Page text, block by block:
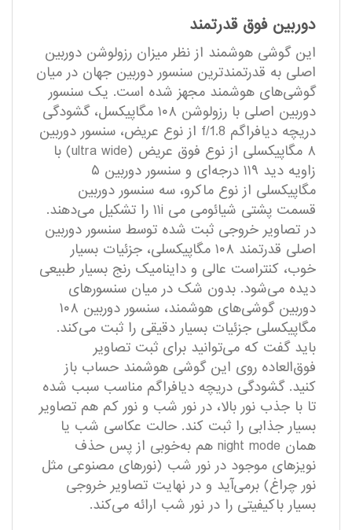
دوربین فوق قدرتمند
این گوشی هوشمند از نظر میزان رزولوشن دوربین
اصلی به قدرتمند‌ترین سنسور دوربین جهان در میان
گوشی‌های هوشمند مجهز شده است. یک سنسور
دوربین اصلی با رزولوشن ۱۰۸ مگاپیکسل، گشودگی
دریچه دیافراگم f/1.8 از نوع عریض، سنسور دوربین
۸ مگاپیکسلی از نوع فوق عریض (ultra wide) با
زاویه دید ۱۱۹ درجه‌ای و سنسور دوربین ۵
مگاپیکسلی از نوع ماکرو، سه سنسور دوربین
قسمت پشتی شیائومی می ۱۱i را تشکیل می‌دهند.
در تصاویر خروجی ثبت شده توسط سنسور دوربین
اصلی قدرتمند ۱۰۸ مگاپیکسلی، جزئیات بسیار
خوب، کنتراست عالی و داینامیک رنج بسیار طبیعی
دیده می‌شود. بدون شک در میان سنسور‌های
دوربین گوشی‌های هوشمند، سنسور دوربین ۱۰۸
مگاپیکسلی جزئیات بسیار دقیقی را ثبت می‌کند.
باید گفت که می‌توانید برای ثبت تصاویر
فوق‌العاده روی این گوشی هوشمند حساب باز
کنید. گشودگی دریچه دیافراگم مناسب سبب شده
تا با جذب نور بالا، در نور شب و نور کم هم تصاویر
بسیار جذابی را ثبت کند. حالت عکاسی شب یا
همان night mode هم به‌خوبی از پس حذف
نویز‌های موجود در نور شب (نور‌های مصنوعی مثل
نور چراغ) بر‌می‌آید و در نهایت تصاویر خروجی
بسیار با‌کیفیتی را در نور شب ارائه می‌کند.